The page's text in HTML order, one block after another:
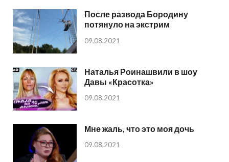
После развода Бородину
потянуло на экстрим
09.08.2021
Наталья Роинашвили в шоу
Давы «Красотка»
09.08.2021
Мне жаль, что это моя дочь
09.08.2021